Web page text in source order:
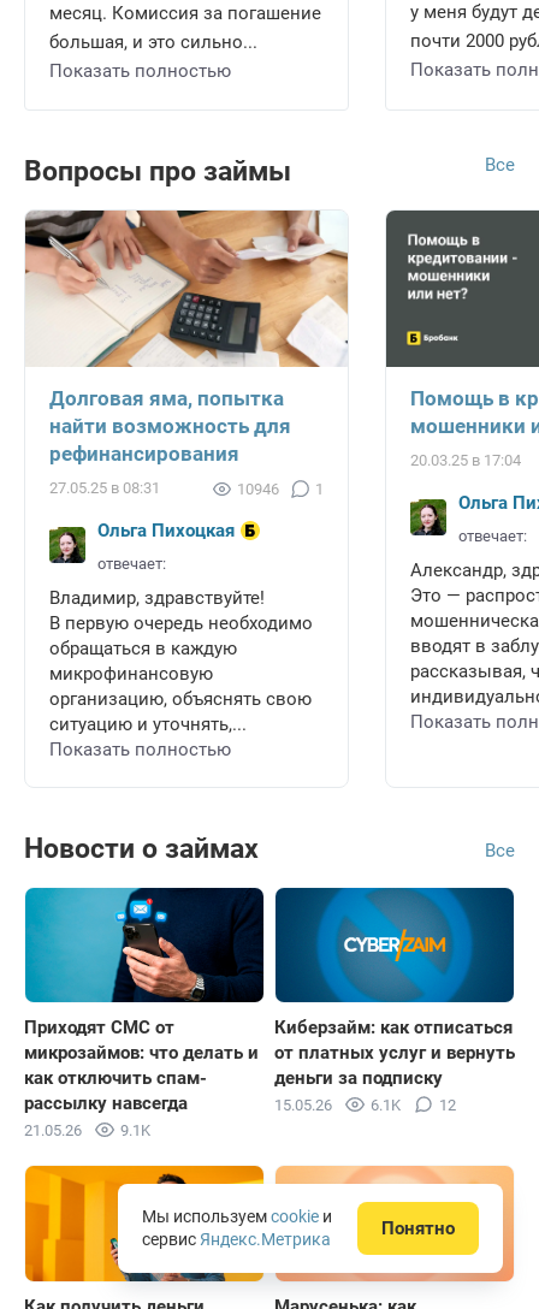
месяц. Комиссия за погашение
большая, и это сильно...
Показать полностью
у меня будут
почти 2000
Показать
Вопросы про займы Все
Долговая яма, попытка
найти возможность для
рефинансирования
27.05.25 в 08:31 10946 1
Ольга Пихоцкая
отвечает:
Владимир, здравствуйте!
В первую очередь необходимо
обращаться в каждую
микрофинансовую
организацию, объяснять свою
ситуацию и уточнять,...
Показать полностью
Помощь в
мошенники
20.03.25 в 17:04
Ольга
отвечает:
Александр,
Это —
вводят в
рассказывая,
Показать
Новости о займах Все
Приходят СМС от
микрозаймов: что делать и
как отключить спам-
рассылку навсегда
21.05.26 9.1K
Киберзайм: как отписаться
от платных услуг и вернуть
деньги за подписку
15.05.26 6.1K 12
Мы используемcookie и
сервис Яндекс.Метрика Понятно